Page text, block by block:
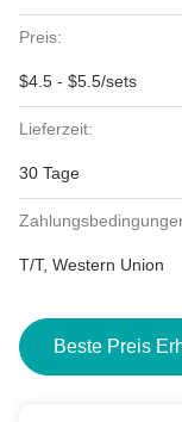
Preis:
$4.5 - $5.5/sets
Lieferzeit:
30 Tage
T/T, Western Union
Beste Preis